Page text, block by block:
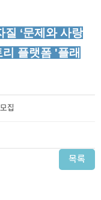
‘문제와 사랑
플랫폼 '플래
집
목록